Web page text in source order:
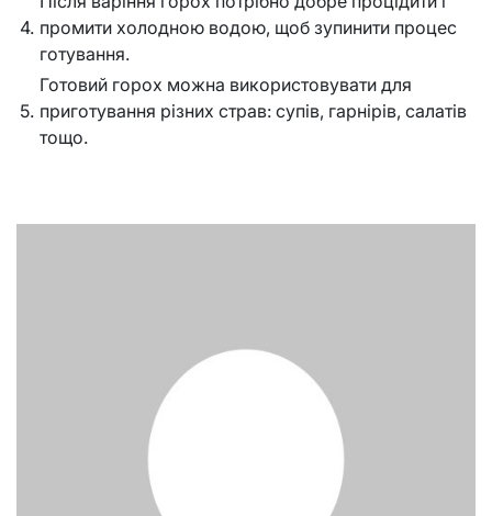
4. промити холодною водою, щоб зупинити процес
готування.
5.
Готовий горох можна використовувати для
приготування різних страв: супів, гарнірів, салатів
тощо.